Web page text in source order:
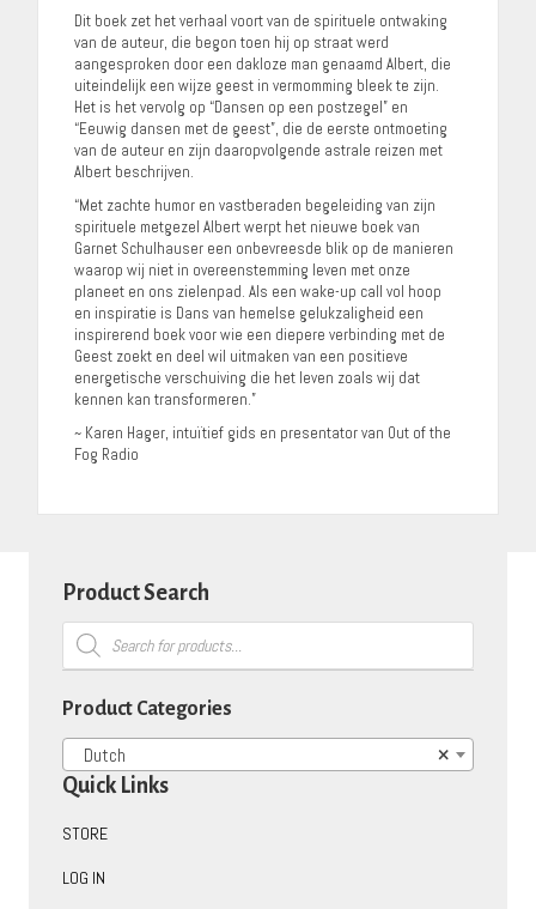
Dit boek zet het verhaal voort van de spirituele ontwaking
van de auteur, die begon toen hij op straat werd
aangesproken door een dakloze man genaamd Albert, die
uiteindelijk een wijze geest in vermomming bleek te zijn.
Het is het vervolg op “Dansen op een postzegel” en
“Eeuwig dansen met de geest”, die de eerste ontmoeting
van de auteur en zijn daaropvolgende astrale reizen met
Albert beschrijven.
“Met zachte humor en vastberaden begeleiding van zijn
spirituele metgezel Albert werpt het nieuwe boek van
Garnet Schulhauser een onbevreesde blik op de manieren
waarop wij niet in overeenstemming leven met onze
planeet en ons zielenpad. Als een wake-up call vol hoop
en inspiratie is Dans van hemelse gelukzaligheid een
inspirerend boek voor wie een diepere verbinding met de
Geest zoekt en deel wil uitmaken van een positieve
energetische verschuiving die het leven zoals wij dat
kennen kan transformeren.”
~ Karen Hager, intuïtief gids en presentator van Out of the
Fog Radio
Product Search
Products
search
Product Categories
×
Dutch
Quick Links
STORE
LOG IN